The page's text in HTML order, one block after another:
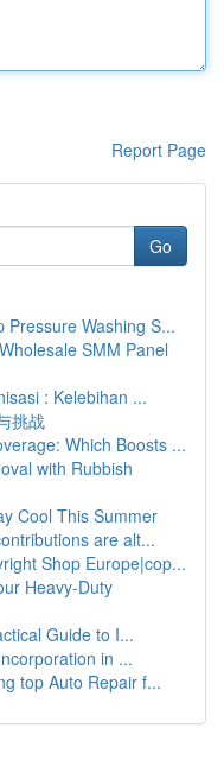
Report Page
Go
Pressure Washing S...
SMM Panel
: Kelebihan ...
挑战
Which Boosts ...
with Rubbish
Cool This Summer
are alt...
Shop Europe|cop...
Heavy-Duty
Guide to I...
in ...
top Auto Repair f...